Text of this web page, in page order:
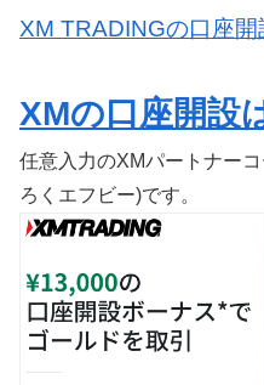
XM TRADINGの口座
XMの口座開設
任意入力のXMパートナー
ろくエフビー)です。